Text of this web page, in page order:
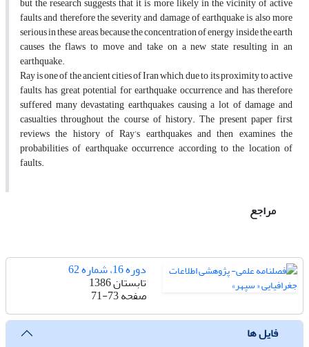
faults and therefore the severity and damage of earthquake is also more
serious in these areas, because the concentration of energy inside the earth
causes the flaws to move and take on a new state resulting in an
earthquake.
Ray is one of the ancient cities of Iran which, due to its proximity to active
faults, has great potential for earthquake occurrence and has therefore
suffered many devastating earthquakes causing a lot of damage and
casualties throughout the course of history. The present paper first
reviews the history of Ray’s earthquakes and then examines the
probabilities of earthquake occurrence according to the location of
faults.
مراجع
دوره 16، شماره 62
تابستان 1386
صفحه71-73
فایل ها